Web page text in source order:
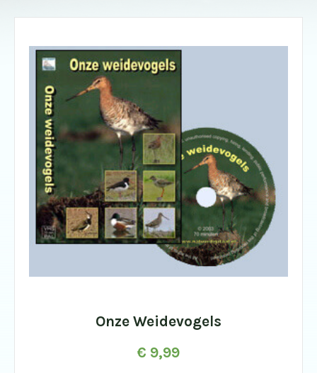
Onze Weidevogels
€ 9,99